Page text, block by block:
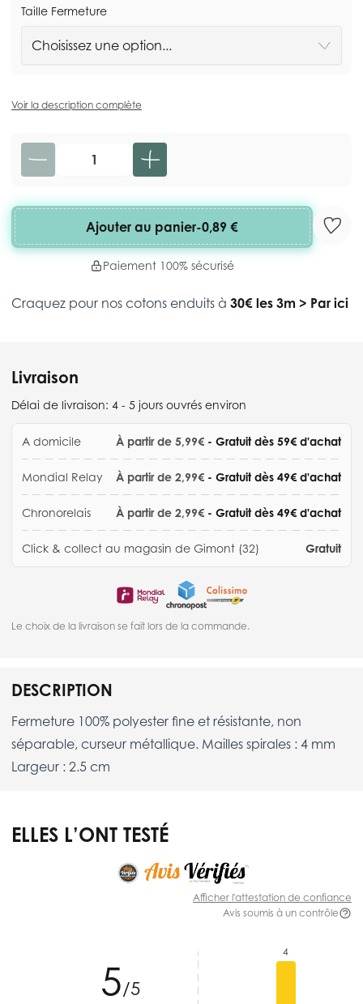
Taille Fermeture
Voir la description complète
Quantité
Ajouter au panier-0,89 €
Paiement 100% sécurisé
Craquez pour nos cotons enduits à 30€ les 3m > Par ici
Livraison
Délai de livraison: 4 - 5 jours ouvrés environ
A domicile À partir de 5,99€ - Gratuit dès 59€ d'achat
Mondial Relay À partir de 2,99€ - Gratuit dès 49€ d'achat
Chronorelais À partir de 2,99€ - Gratuit dès 49€ d'achat
Click & collect au magasin de Gimont (32) Gratuit
Le choix de la livraison se fait lors de la commande.
DESCRIPTION
Fermeture 100% polyester fine et résistante, non
séparable, curseur métallique. Mailles spirales : 4 mm
Largeur : 2.5 cm
ELLES L’ONT TESTÉ
Afficher l'attestation de confiance
Avis soumis à un contrôle
5/5
4